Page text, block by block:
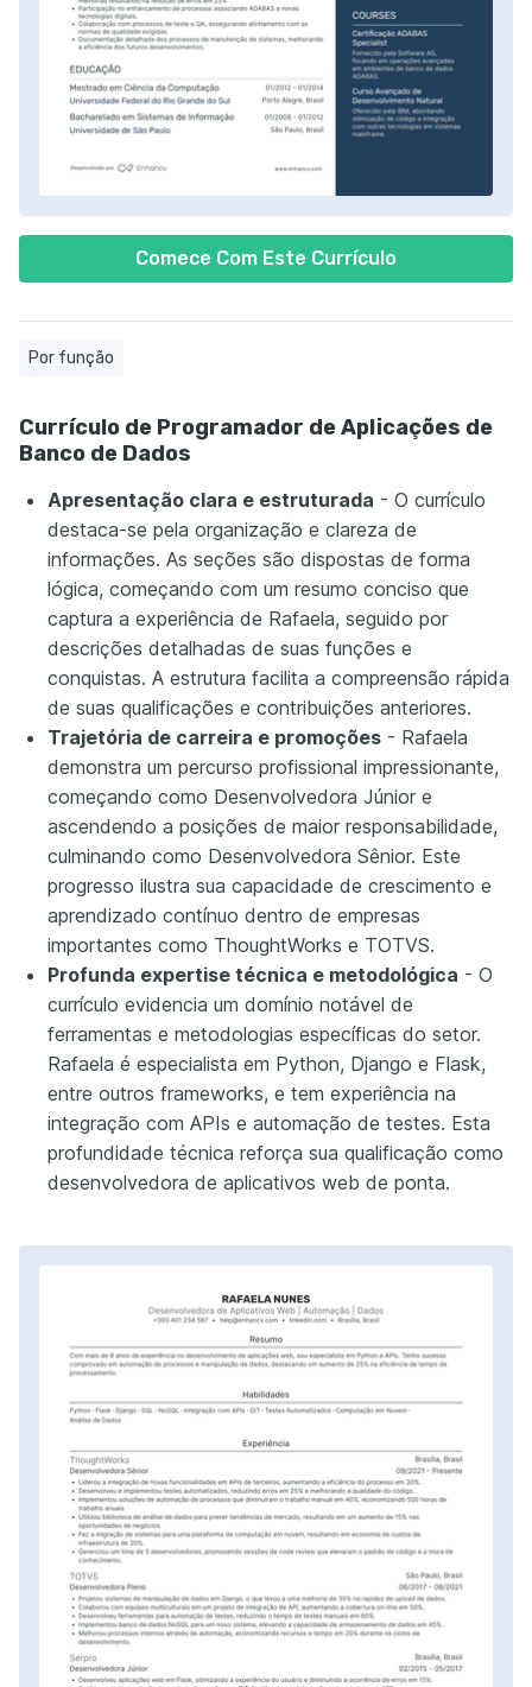
Comece Com Este Currículo
Por função
Currículo de Programador de Aplicações de
Banco de Dados
Apresentação clara e estruturada - O currículo
destaca-se pela organização e clareza de
informações. As seções são dispostas de forma
lógica, começando com um resumo conciso que
captura a experiência de Rafaela, seguido por
descrições detalhadas de suas funções e
conquistas. A estrutura facilita a compreensão rápida
de suas qualificações e contribuições anteriores.
Trajetória de carreira e promoções - Rafaela
demonstra um percurso profissional impressionante,
começando como Desenvolvedora Júnior e
ascendendo a posições de maior responsabilidade,
culminando como Desenvolvedora Sênior. Este
progresso ilustra sua capacidade de crescimento e
aprendizado contínuo dentro de empresas
importantes como ThoughtWorks e TOTVS.
Profunda expertise técnica e metodológica - O
currículo evidencia um domínio notável de
ferramentas e metodologias específicas do setor.
Rafaela é especialista em Python, Django e Flask,
entre outros frameworks, e tem experiência na
integração com APIs e automação de testes. Esta
profundidade técnica reforça sua qualificação como
desenvolvedora de aplicativos web de ponta.